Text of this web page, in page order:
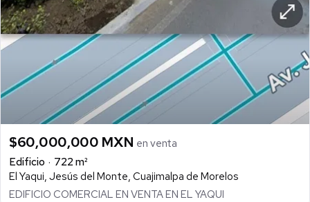
$60,000,000 MXN en venta
Edificio
722 m²
El Yaqui, Jesús del Monte, Cuajimalpa de Morelos
EDIFICIO COMERCIAL EN VENTA EN EL YAQUI